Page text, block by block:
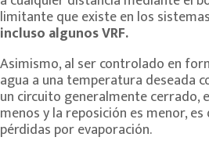
limitante que existe en los sistemas
incluso algunos VRF.
Asimismo, al ser controlado en
agua a una temperatura deseada
un circuito generalmente cerrado,
menos y la reposición es menor, es
pérdidas por evaporación.